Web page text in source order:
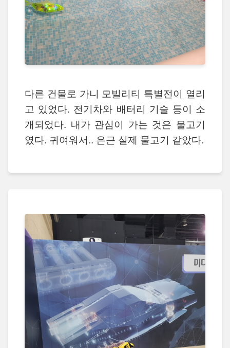
다른 건물로 가니 모빌리티 특별전이 열리
고 있었다. 전기차와 배터리 기술 등이 소
개되었다. 내가 관심이 가는 것은 물고기
였다. 귀여워서.. 은근 실제 물고기 같았다.